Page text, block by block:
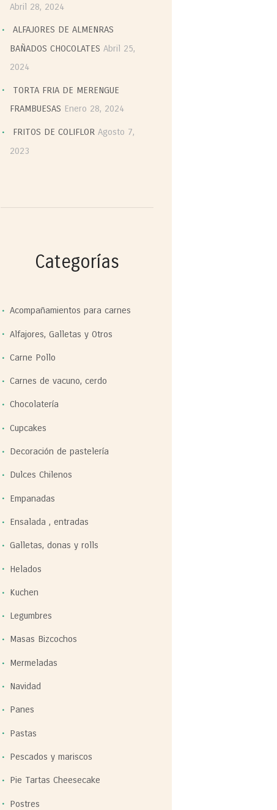
Abril 28, 2024
ALFAJORES DE ALMENRAS
BAÑADOS CHOCOLATES Abril 25,
2024
TORTA FRIA DE MERENGUE
FRAMBUESAS Enero 28, 2024
FRITOS DE COLIFLOR Agosto 7,
2023
Categorías
Acompañamientos para carnes
Alfajores, Galletas y Otros
Carne Pollo
Carnes de vacuno, cerdo
Chocolatería
Cupcakes
Decoración de pastelería
Dulces Chilenos
Empanadas
Ensalada , entradas
Galletas, donas y rolls
Helados
Kuchen
Legumbres
Masas Bizcochos
Mermeladas
Navidad
Panes
Pastas
Pescados y mariscos
Pie Tartas Cheesecake
Postres